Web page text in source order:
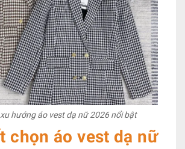
hướng áo vest dạ nữ 2026 nổi bật
chọn áo vest dạ nữ